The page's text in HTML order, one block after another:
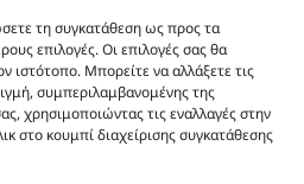
τη συγκατάθεση ως προς τα
επιλογές. Οι επιλογές σας θα
ιστότοπο. Μπορείτε να αλλάξετε τις
συμπεριλαμβανομένης της
χρησιμοποιώντας τις εναλλαγές στην
στο κουμπί διαχείρισης συγκατάθεσης
το εικονιζόμενο προϊόν.
της επιλογής σας.
αντιστοιχούν στα
δεν ανταποκρίνονται στην
της επιχείρησης μας δεν
η εξαπάτηση του